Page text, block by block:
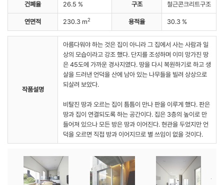
건폐율 26.5 % 구조 철근콘크리트구조
연면적 230.3 m2 용적율 30.3 %
작품설명
아름다워야 하는 것은 집이 아니라 그 집에서 사는 사람과 일
상의 모습이라고 강조 했다. 단지를 조성하며 이미 망가진 땅
은 45도에 가까운 경사지였다. 땅을 다시 복원하기로 하고 생
살을 드러낸 언덕을 산에 남아 있는 나무들을 빌려 상상으로
되살려 보았다.
비탈진 땅과 오르는 집이 틈틈이 만나 판을 이루게 했다. 판은
땅과 집이 연결되도록 하는 공간이다. 집은 3층의 높이로 만
들어져 있으나 모든 방은 땅과 이어진다. 현관을 두었지만 언
덕을 오르면 직접 방과 이어지므로 별 쓰임이 없을 것이다.